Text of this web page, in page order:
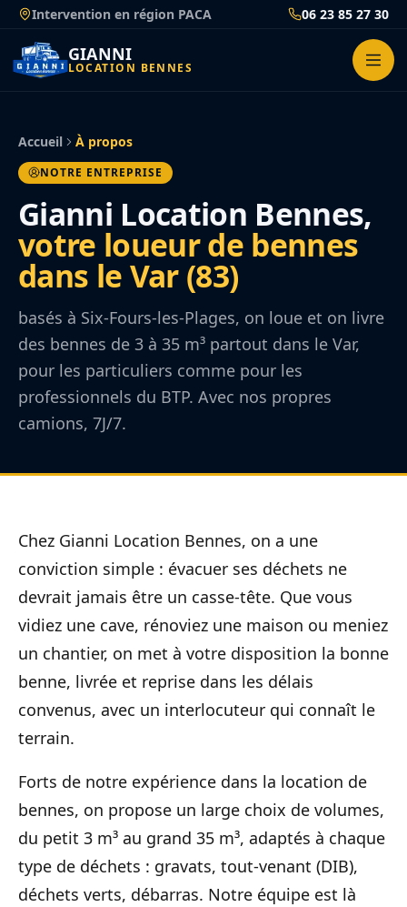
Passer
contenu
Intervention en région PACA 06 23 85 27 30
GIANNI
LOCATION BENNES
Accueil À propos
NOTRE ENTREPRISE
Gianni Location Bennes,
votre loueur de bennes
dans le Var (83)
basés à Six-Fours-les-Plages, on loue et on livre
des bennes de 3 à 35 m³ partout dans le Var,
pour les particuliers comme pour les
professionnels du BTP. Avec nos propres
camions, 7J/7.
Chez Gianni Location Bennes, on a une
conviction simple : évacuer ses déchets ne
devrait jamais être un casse-tête. Que vous
vidiez une cave, rénoviez une maison ou meniez
un chantier, on met à votre disposition la bonne
benne, livrée et reprise dans les délais
convenus, avec un interlocuteur qui connaît le
terrain.
Forts de notre expérience dans la location de
bennes, on propose un large choix de volumes,
du petit 3 m³ au grand 35 m³, adaptés à chaque
type de déchets : gravats, tout-venant (DIB),
déchets verts, débarras. Notre équipe est là